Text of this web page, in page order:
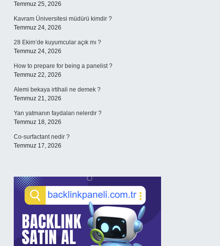
Temmuz 25, 2026
Kavram Üniversitesi müdürü kimdir ?
Temmuz 24, 2026
28 Ekim’de kuyumcular açık mı ?
Temmuz 24, 2026
How to prepare for being a panelist ?
Temmuz 22, 2026
Alemi bekaya irtihali ne demek ?
Temmuz 21, 2026
Yan yatmanın faydaları nelerdir ?
Temmuz 18, 2026
Co-surfactant nedir ?
Temmuz 17, 2026